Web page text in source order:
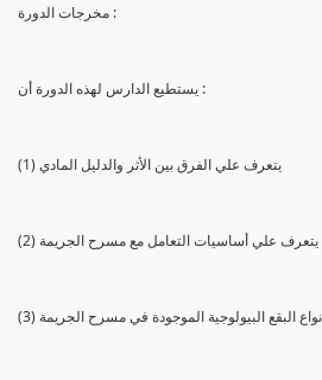
مخرجات الدورة :
يستطيع الدارس لهذه الدورة أن :
(1) يتعرف علي الفرق بين الأثر والدليل المادي
(2) يتعرف علي أساسيات التعامل مع مسرح الجريمة
البقع البيولوجية الموجودة في مسرح الجريمة